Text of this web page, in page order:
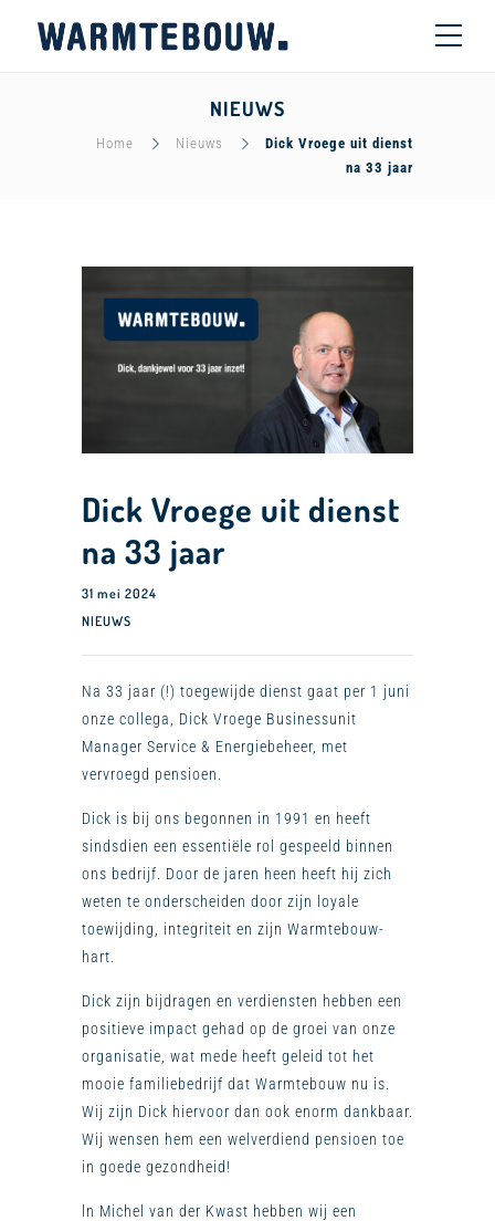
NIEUWS
Home Nieuws
Dick Vroege uit dienst
na 33 jaar
Dick Vroege uit dienst
na 33 jaar
31 mei 2024
NIEUWS
Na 33 jaar (!) toegewijde dienst gaat per 1 juni
onze collega, Dick Vroege Businessunit
Manager Service & Energiebeheer, met
vervroegd pensioen.
Dick is bij ons begonnen in 1991 en heeft
sindsdien een essentiële rol gespeeld binnen
ons bedrijf. Door de jaren heen heeft hij zich
weten te onderscheiden door zijn loyale
toewijding, integriteit en zijn Warmtebouw-
hart.
Dick zijn bijdragen en verdiensten hebben een
positieve impact gehad op de groei van onze
organisatie, wat mede heeft geleid tot het
mooie familiebedrijf dat Warmtebouw nu is.
Wij zijn Dick hiervoor dan ook enorm dankbaar.
Wij wensen hem een welverdiend pensioen toe
in goede gezondheid!
ln Michel van der Kwast hebben wij een